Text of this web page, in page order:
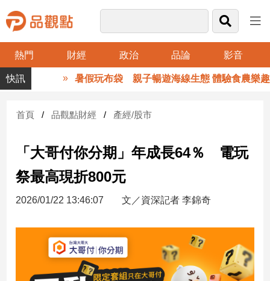
熱門 財經 政治 品論 影音
品
觀
財
台
財
新
暑假玩布袋 親子暢遊海線生態 體驗食農樂趣
首頁 品觀點財經 產經/股市
「大哥付你分期」年成長64％ 電玩
祭最高現折800元
2026/01/22 13:46:07 文／資深記者 李錦奇